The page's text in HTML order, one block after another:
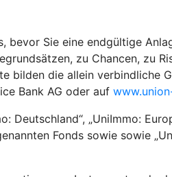
Sie eine endgültige
zu Chancen, zu
die allein verbindliche
Bank AG oder auf
„UniImmo:
Fonds sowie sowie